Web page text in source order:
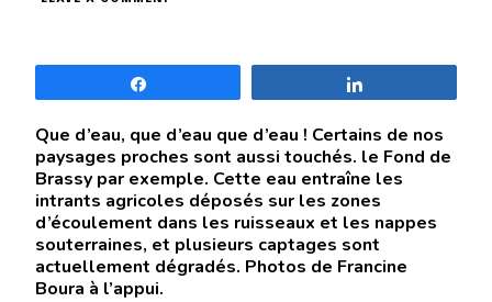
Que d’eau, que d’eau que d’eau ! Certains de nos
paysages proches sont aussi touchés. le Fond de
Brassy par exemple. Cette eau entraîne les
intrants agricoles déposés sur les zones
d’écoulement dans les ruisseaux et les nappes
souterraines, et plusieurs captages sont
actuellement dégradés. Photos de Francine
Boura à l’appui.